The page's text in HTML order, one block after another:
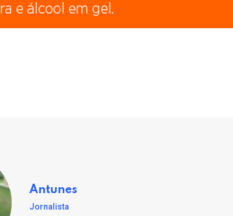
Antunes
Jornalista